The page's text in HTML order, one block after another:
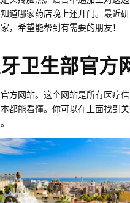
道哪家药店晚上还开门。最近
，希望能帮到有需要的朋友！
卫生部官方
方网站。这个网站是所有医疗
都能看懂。你可以在上面找到